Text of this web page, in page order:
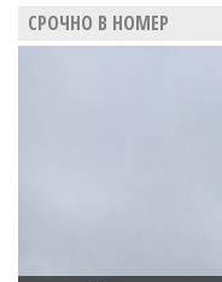
СРОЧНО В НОМЕР